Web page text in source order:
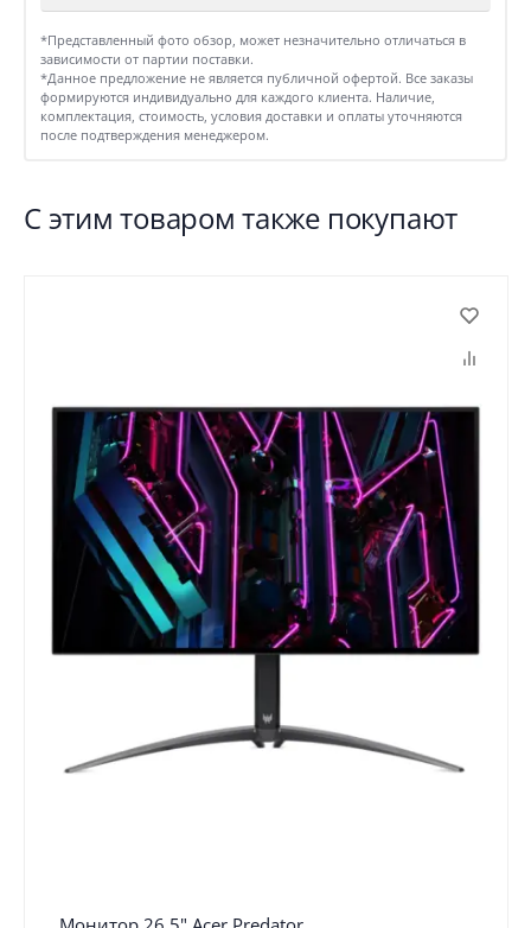
*Представленный фото обзор, может незначительно отличаться в
зависимости от партии поставки.
*Данное предложение не является публичной офертой. Все заказы
формируются индивидуально для каждого клиента. Наличие,
комплектация, стоимость, условия доставки и оплаты уточняются
после подтверждения менеджером.
С этим товаром также покупают